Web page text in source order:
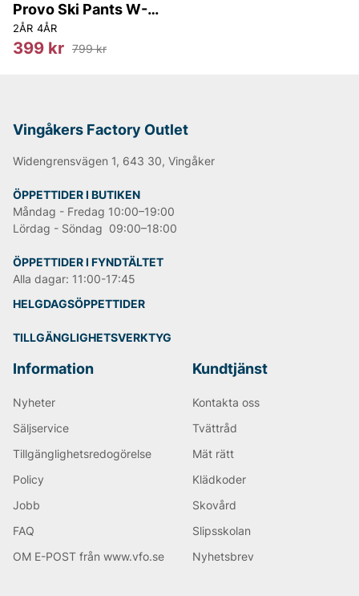
Provo Ski Pants W-
PRO
2ÅR 4ÅR
399 kr 799 kr
Vingåkers Factory Outlet
Widengrensvägen 1, 643 30, Vingåker
ÖPPETTIDER I BUTIKEN
Måndag - Fredag 10:00–19:00
Lördag - Söndag 09:00–18:00
ÖPPETTIDER I FYNDTÄLTET
Alla dagar: 11:00-17:45
HELGDAGSÖPPETTIDER
TILLGÄNGLIGHETSVERKTYG
Information
Nyheter
Säljservice
Tillgänglighetsredogörelse
Policy
Jobb
FAQ
OM E-POST från www.vfo.se
Kundtjänst
Kontakta oss
Tvättråd
Mät rätt
Klädkoder
Skovård
Slipsskolan
Nyhetsbrev